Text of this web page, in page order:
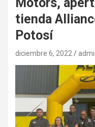
tienda
Potosí
diciembre 6, 2022